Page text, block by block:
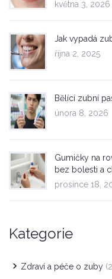
května 3, 2026
Jak vypadá
října 2, 2025
Bělící zubní
února 8, 2026
Gumičky na
bez bolesti a
prosince 18,
Kategorie
Zdraví a péče o zuby